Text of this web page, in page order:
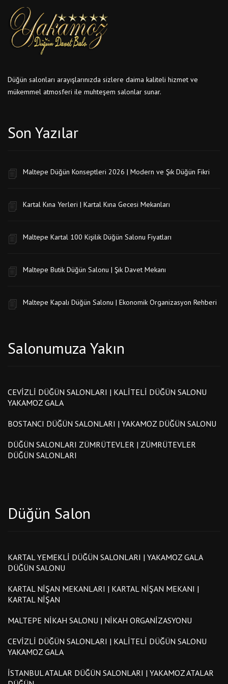
Düğün salonları arayışlarınızda sizlere daima kaliteli hizmet ve
mükemmel atmosferi ile muhteşem salonlar sunar.
Son Yazılar
Maltepe Düğün Konseptleri 2026 | Modern ve Şık Düğün Fikri
Kartal Kına Yerleri | Kartal Kına Gecesi Mekanları
Maltepe Kartal 100 Kişilik Düğün Salonu Fiyatları
Maltepe Butik Düğün Salonu | Şık Davet Mekanı
Maltepe Kapalı Düğün Salonu | Ekonomik Organizasyon Rehberi
Salonumuza Yakın
CEVIZLI DÜĞÜN SALONLARI | KALITELI DÜĞÜN SALONU
YAKAMOZ GALA
BOSTANCI DÜĞÜN SALONLARI | YAKAMOZ DÜĞÜN SALONU
DÜĞÜN SALONLARI ZÜMRÜTEVLER | ZÜMRÜTEVLER
DÜĞÜN SALONLARI
Düğün Salon
KARTAL YEMEKLI DÜĞÜN SALONLARI | YAKAMOZ GALA
DÜĞÜN SALONU
KARTAL NIŞAN MEKANLARI | KARTAL NIŞAN MEKANI |
KARTAL NIŞAN
MALTEPE NIKAH SALONU | NIKAH ORGANIZASYONU
CEVIZLI DÜĞÜN SALONLARI | KALITELI DÜĞÜN SALONU
YAKAMOZ GALA
İSTANBUL ATALAR DÜĞÜN SALONLARI | YAKAMOZ ATALAR